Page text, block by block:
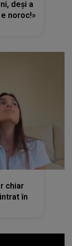
deși a
noroc!»
chiar
în